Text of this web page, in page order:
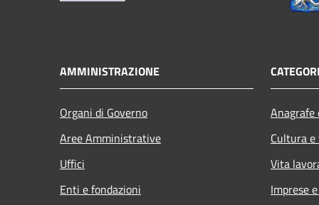
AMMINISTRAZIONE
Organi di Governo
Aree Amministrative
Uffici
Enti e fondazioni
Cultura
Vita
Imprese